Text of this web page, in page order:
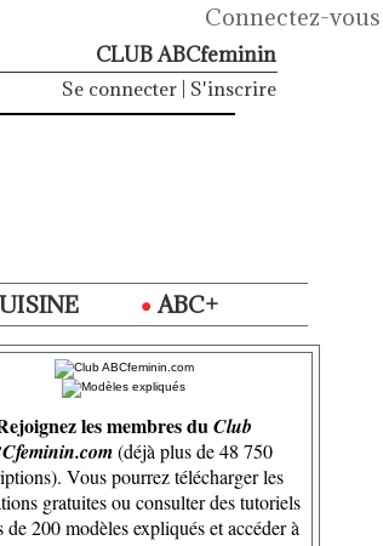
Connectez-vous
CLUB ABCfeminin
Se connecter S'inscrire
ABC+
les membres duClub
(déjà plus de 48 750
Vous pourrez télécharger les
gratuites ou consulter des tutoriels
de 200 modèles expliqués et accéder à